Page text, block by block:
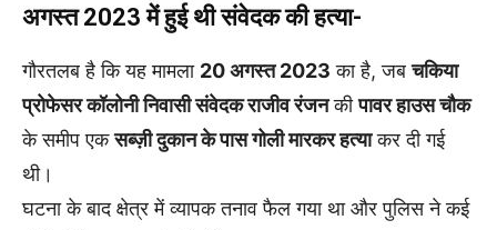
अगस्त 2023 में हुई थी संवेदक की हत्या-
गौरतलब है कि यह मामला 20 अगस्त 2023 का है, जबचकिया
प्रोफेसर कॉलोनी निवासी संवेदक राजीव रंजनकीपावर हाउस चौक
के समीप एकसब्ज़ी दुकान के पास गोली मारकर हत्याकर दी गई
थी।
घटना के बाद क्षेत्र में व्यापक तनाव फैल गया था और पुलिस ने कई